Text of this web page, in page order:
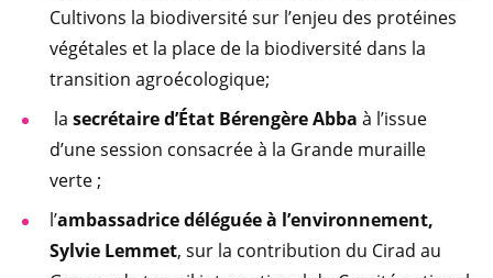
Cultivons la biodiversité sur l’enjeu des protéines
végétales et la place de la biodiversité dans la
transition agroécologique;
la secrétaire d’État Bérengère Abba à l’issue
d’une session consacrée à la Grande muraille
verte ;
l’ambassadrice déléguée à l’environnement,
Sylvie Lemmet, sur la contribution du Cirad au